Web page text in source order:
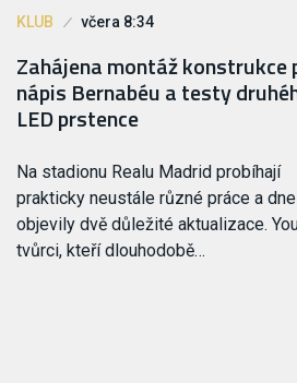
KLUB včera 8:34
Zahájena montáž konstrukce
nápis Bernabéu a testy
LED prstence
Na stadionu Realu Madrid probíhají
prakticky neustále různé práce a
objevily dvě důležité aktualizace.
tvůrci, kteří dlouhodobě…